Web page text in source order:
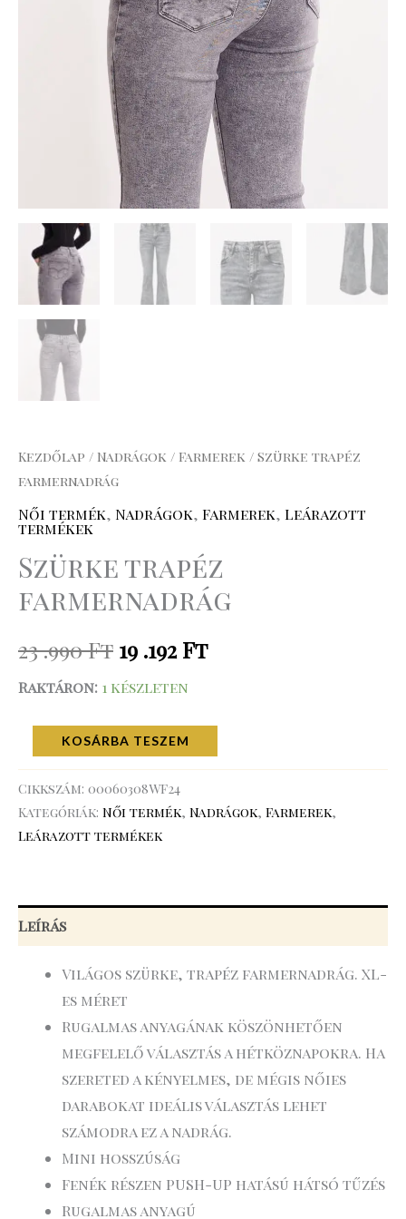
Kezdőlap / Nadrágok / Farmerek / Szürke trapéz
farmernadrág
Női termék, Nadrágok, Farmerek, Leárazott
termékek
Szürke trapéz
farmernadrág
23 .990Ft 19 .192 Ft
Raktáron: 1 készleten
KOSÁRBA TESZEM
Cikkszám: 00060308WF24
Kategóriák: Női termék, Nadrágok, Farmerek,
Leárazott termékek
Leírás
Világos szürke, trapéz farmernadrág. XL-
es méret
Rugalmas anyagának köszönhetően
megfelelő választás a hétköznapokra. Ha
szereted a kényelmes, de mégis nőies
darabokat ideális választás lehet
számodra ez a nadrág.
Mini hosszúság
Fenék részen PUSH-UP hatású hátsó tűzés
Rugalmas anyagú